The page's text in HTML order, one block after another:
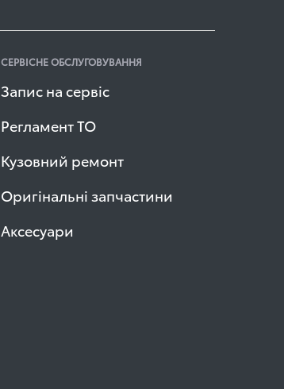
СЕРВІСНЕ ОБСЛУГОВУВАННЯ
Запис на сервіс
Регламент ТО
Кузовний ремонт
Оригінальні запчастини
Аксесуари